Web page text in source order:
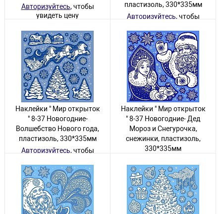
Авторизуйтесь, чтобы
увидеть цену
1 товар
пластизоль, 330*335мм
Авторизуйтесь, чтобы
2 товара
Наклейки " Мир открыток
" 8-37 Новогодние-
Волшебство Нового года,
пластизоль, 330*335мм
Авторизуйтесь, чтобы
14 товаров
Наклейки " Мир открыток
" 8-37 Новогодние- Дед
Мороз и Снегурочка,
снежинки, пластизоль,
330*335мм
увидеть цену
1 товар